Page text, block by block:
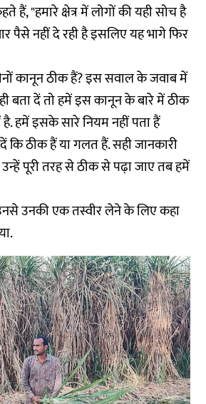
हैं, "हमारे क्षेत्र में लोगों की यही सोच है
पैसे नहीं दे रही है इसलिए यह भागे फिर
कानून ठीक हैं? इस सवाल के जवाब में
बता दें तो हमें इस कानून के बारे में ठीक
हमें इसके सारे नियम नहीं पता हैं
ठीक हैं या गलत हैं. सही जानकारी
पूरी तरह से ठीक से पढ़ा जाए तब हमें
उनकी एक तस्वीर लेने के लिए कहा